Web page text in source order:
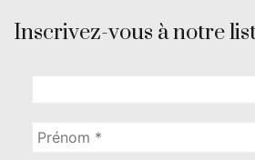
Inscrivez-vous à notre